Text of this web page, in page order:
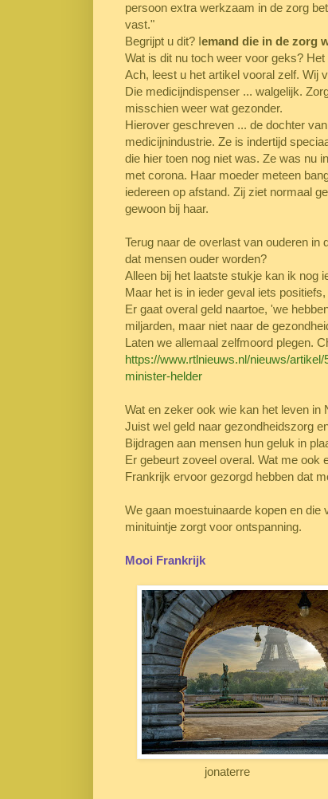
persoon extra werkzaam in de zorg
vast."
Begrijpt u dit? I emand die in de zorg
Wat is dit nu toch weer voor geks?
Ach, leest u het artikel vooral zelf. Wij
Die medicijndispenser ... walgelijk.
misschien weer wat gezonder.
Hierover geschreven ... de dochter
medicijnindustrie. Ze is indertijd
die hier toen nog niet was. Ze was nu
met corona. Haar moeder meteen
iedereen op afstand. Zij ziet normaal
gewoon bij haar.
Terug naar de overlast van ouderen
dat mensen ouder worden?
Alleen bij het laatste stukje kan ik nog
Maar het is in ieder geval iets
Er gaat overal geld naartoe, 'we
miljarden, maar niet naar de
Laten we allemaal zelfmoord plegen.
https://www.rtlnieuws.nl/nieuws/
minister-helder
Wat en zeker ook wie kan het leven in
Juist wel geld naar gezondheidszorg
Bijdragen aan mensen hun geluk in
Er gebeurt zoveel overal. Wat me ook
Frankrijk ervoor gezorgd hebben dat
We gaan moestuinaarde kopen en
minituintje zorgt voor ontspanning.
Mooi Frankrijk
jonaterre